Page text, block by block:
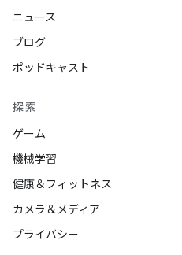
ニュース
ブログ
ポッドキャスト
探索
ゲーム
機械学習
健康＆フィットネス
カメラ＆メディア
プライバシー